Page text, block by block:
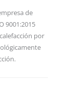
de
9001:2015
por